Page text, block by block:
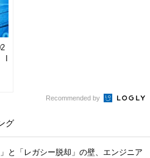
Recommended by
グ
と「レガシー脱却」の壁、エンジニア